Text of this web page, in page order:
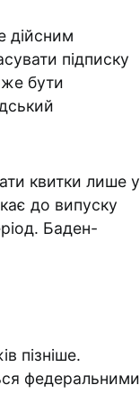
дійсним
підписку
бути
квитки лише у
до випуску
Баден-
пізніше.
федеральними